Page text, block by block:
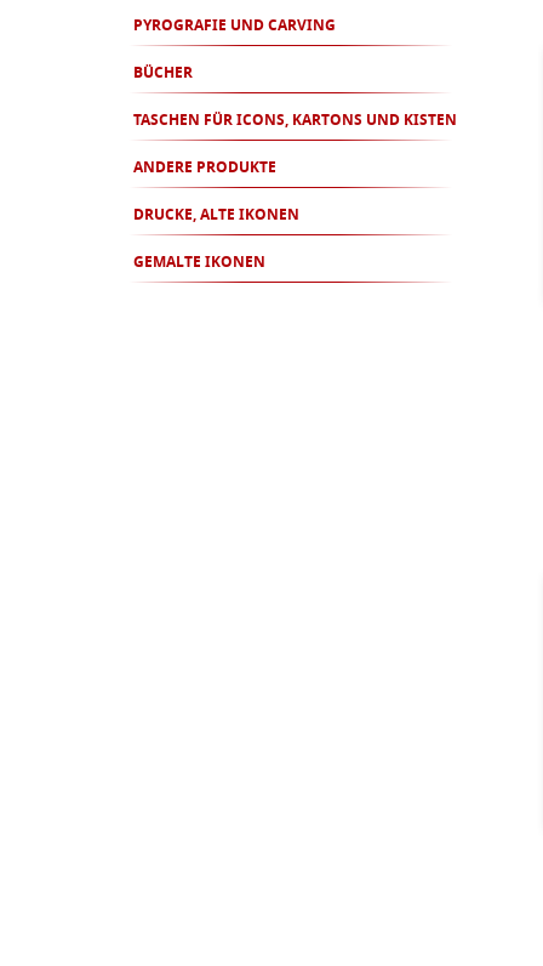
PYROGRAFIE UND CARVING
BÜCHER
TASCHEN FÜR ICONS, KARTONS UND KISTEN
ANDERE PRODUKTE
DRUCKE, ALTE IKONEN
GEMALTE IKONEN